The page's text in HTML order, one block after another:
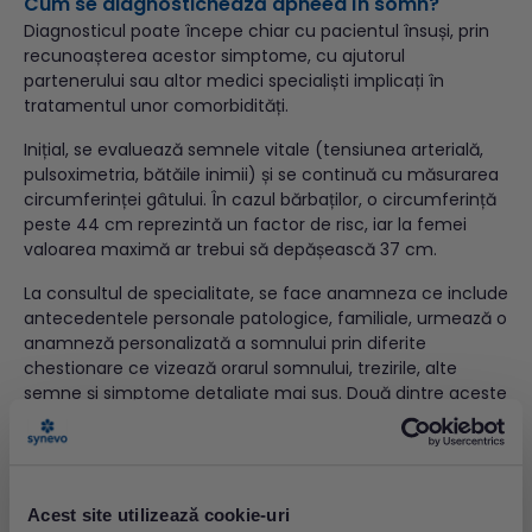
Acest site utilizează cookie-uri
Diagnosticul poate începe chiar cu pacientul însuși, prin
recunoașterea acestor simptome, cu ajutorul
partenerului sau altor medici specialiști implicați în
tratamentul unor comorbidități.
Inițial, se evaluează semnele vitale (tensiunea arterială,
pulsoximetria, bătăile inimii) și se continuă cu măsurarea
circumferinței gâtului. În cazul bărbaților, o circumferință
peste 44 cm reprezintă un factor de risc, iar la femei
valoarea maximă ar trebui să depășească 37 cm.
La consultul de specialitate, se face anamneza ce include
antecedentele personale patologice, familiale, urmează o
anamneză personalizată a somnului prin diferite
chestionare ce vizează orarul somnului, trezirile, alte
semne și simptome detaliate mai sus. Două dintre aceste
chestionare evaluează subiectiv existența unei
somnolențe diurne excesive, încadrată în diverse grade
Alte investigații utilizate în procesul de diagnosticare sunt